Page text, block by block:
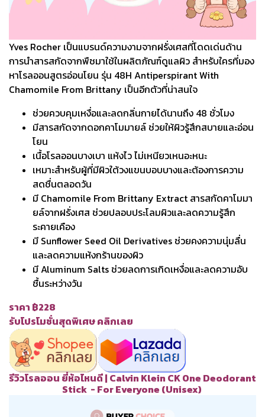
Yves Rocher เป็นแบรนด์ความงามจากฝรั่งเศสที่โดดเด่นด้าน
การนำสารสกัดจากพืชมาใช้ในผลิตภัณฑ์ดูแลผิว สำหรับใครที่มอง
หาโรลออนสูตรอ่อนโยน รุ่น 48H Antiperspirant With
Chamomile From Brittany เป็นอีกตัวที่น่าสนใจ
ช่วยควบคุมเหงื่อและลดกลิ่นกายได้นานถึง 48 ชั่วโมง
มีสารสกัดจากดอกคาโมมายล์ ช่วยให้ผิวรู้สึกสบายและอ่อน
โยน
เนื้อโรลออนบางเบา แห้งไว ไม่เหนียวเหนอะหนะ
เหมาะสำหรับผู้ที่มีผิวใต้วงแขนบอบบางและต้องการความ
สดชื่นตลอดวัน
มี Chamomile From Brittany Extract สารสกัดคาโมมา
ยล์จากฝรั่งเศส ช่วยปลอบประโลมผิวและลดความรู้สึก
ระคายเคือง
มี Sunflower Seed Oil Derivatives ช่วยคงความนุ่มลื่น
และลดความแห้งกร้านของผิว
มี Aluminum Salts ช่วยลดการเกิดเหงื่อและลดความอับ
ชื้นระหว่างวัน
ราคา ฿228
รับโปรโมชั่นสุดพิเศษ คลิกเลย
รีวิวโรลออน ยี่ห้อไหนดี | Calvin Klein CK One Deodorant
Stick - For Everyone (Unisex)